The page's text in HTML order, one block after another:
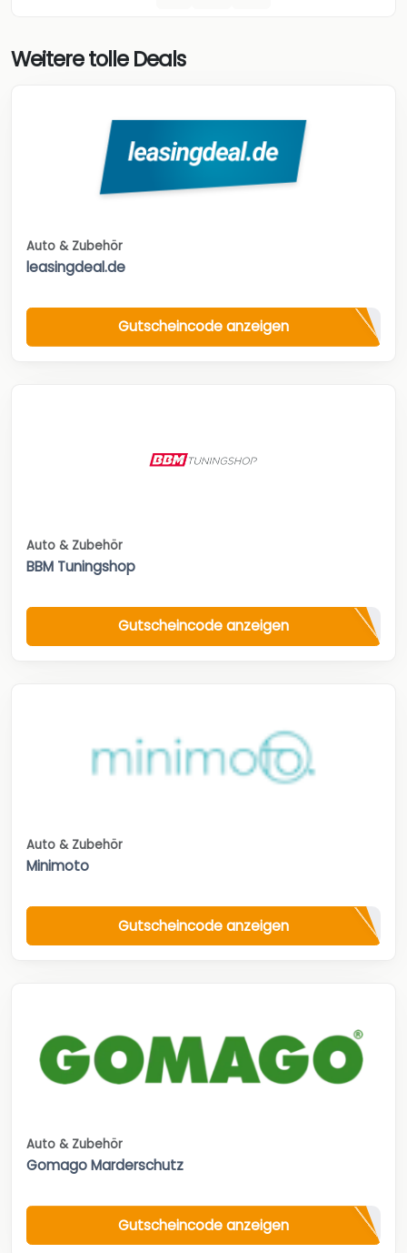
Weitere tolle Deals
Auto & Zubehör
leasingdeal.de
Gutscheincode anzeigen
Auto & Zubehör
BBM Tuningshop
Gutscheincode anzeigen
Auto & Zubehör
Minimoto
Gutscheincode anzeigen
Auto & Zubehör
Gomago Marderschutz
Gutscheincode anzeigen